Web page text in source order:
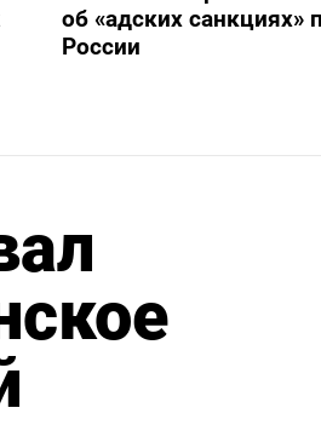
об «адских санкциях»
России